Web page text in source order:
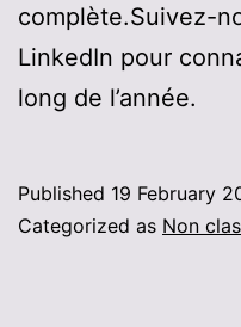
complète.Suivez-
LinkedIn pour
long de l’année.
Published 19 February
Categorized as Non